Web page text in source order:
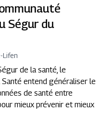
Ségur du
-Lifen
de la santé, le
entend généraliser le
de santé entre
mieux prévenir et mieux